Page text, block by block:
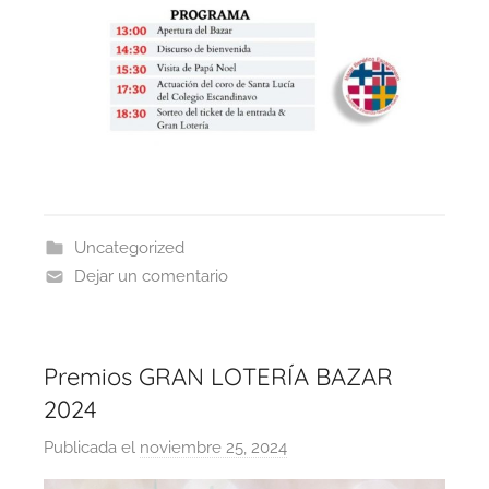
Uncategorized
Dejar un comentario
Premios GRAN LOTERÍA BAZAR
2024
Publicada el noviembre 25, 2024
o